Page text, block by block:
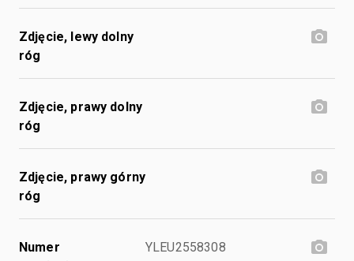
Zdjęcie, lewy dolny
róg
Zdjęcie, prawy dolny
róg
Zdjęcie, prawy górny
róg
Numer
YLEU2558308